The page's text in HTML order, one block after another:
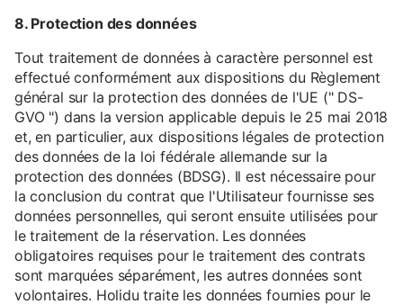
8. Protection des données
Tout traitement de données à caractère personnel est
effectué conformément aux dispositions du Règlement
général sur la protection des données de l'UE (" DS-
GVO ") dans la version applicable depuis le 25 mai 2018
et, en particulier, aux dispositions légales de protection
des données de la loi fédérale allemande sur la
protection des données (BDSG). Il est nécessaire pour
la conclusion du contrat que l'Utilisateur fournisse ses
données personnelles, qui seront ensuite utilisées pour
le traitement de la réservation. Les données
obligatoires requises pour le traitement des contrats
sont marquées séparément, les autres données sont
volontaires. Holidu traite les données fournies pour le